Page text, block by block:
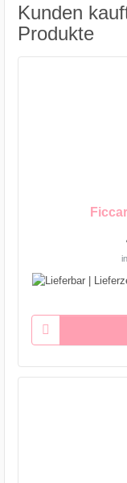
Kunden
Produkte